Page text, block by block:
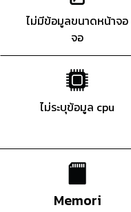
ไม่มีข้อมูลขนาดหน้าจอ
จอ
ไม่ระบุข้อมูล cpu
Memori